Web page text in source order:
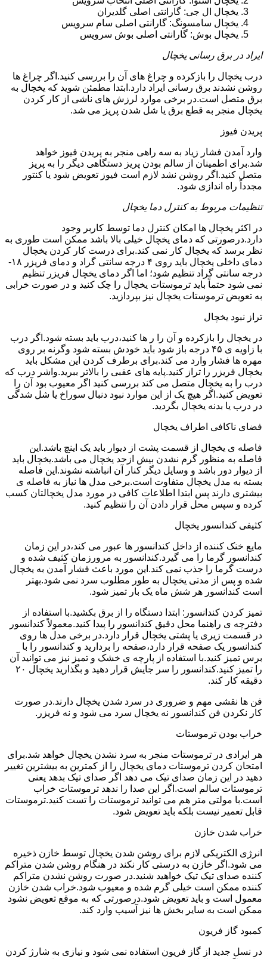
یخچال ال جی: گارانتی اصلی گلدیران
یخچال سامسونگ: گارانتی اصلی سام سرویس
یخچال بوش: گارانتی اصلی بوش سرویس
ایراد در برق رسانی یخچال
درب یخچال را بازکرده و چراغ های آن را بررسی کنید.اگر چراغ ها
روشن نشدند برق رسانی ایراد دارد.ابتدا مطمئن شوید که یخچال به
برق متصل است.در برخی موارد لرزش های ناشی از کار کردن
یخچال منجر به قطع برق یا شل شدن پریز می شد.
پریدن فیوز
وارد آمدن فشار زیاد به سه راهی منجر به پریدن فیوز خواهد
شد.برای اطمینان از سالم بودن پریز دستگاهی دیگر را به پریز
متصل کنید.اگر روشن نشد لازم است فیوز تعویض شود یا کنتور
مجدداً راه اندازی شود.
تنظیمات مربوط به کنترل دما یخچال
در اکثر یخچال ها امکان کنترل دما توسط کاربر وجود
دارد.درصورتی که دمای یخچال خیلی بالا باشد ممکن است طوری به
نظر برسد که یخچال کار نمی کند.برای درست کار کردن یخچال
دمای داخلی یخچال باید روی ۴ درجه سانتی گراد و دمای فریزر ۱۸-
درجه سانتی گراد تنظیم شود؛ اما اگر دمای یخچال فریزر تنظیم
نمی شود حتماً باید ترموستات یخچال را چک کنید و در صورت خرابی
به تعویض ترموستات یخچال نیز بپردازید.
تراز نبود یخچال
در یخچال را بازکرده و آن را ر ها کنید،درب باید بسته شود.اگر درب
با زاویه ی ۴۵ درجه باز شود باید خودش بسته شود وگرنه بر روی
مهره ها فشار وارد می کند.برای برطرف کردن این مشکل باید
یخچال فریزر را تراز کنید.پایه های عقبی را بالاتر ببرید.واشر درب که
درب را به یخچال متصل می کند بررسی کنید اگر معیوب بود آن را
تعویض کنید.اگر هیچ یک از این موارد نبود دنبال سوراخ یا شل شدگی
در درب یا بدنه یخچال بگردید.
فضای ناکافی اطراف یخچال
فاصله ی یخچال از قسمت پشت از دیوار باید یک اینچ باشد.این
فاصله به منظور گرم نشدن بیش ازحد یخچال می باشد.یخچال باید
از دیوار دور باشد و وسایل دیگر کنار آن انباشته نشوند.این فاصله
بسته به مدل یخچال متفاوت است.برخی مدل ها نیاز به فاصله ی
بیشتری دارند پس ابتدا اطلاعات کافی در مورد مدل یخچالتان کسب
کرده و سپس محل قرار دادن آن را تنظیم کنید.
کثیفی کندانسور یخچال
مایع خنک کننده از داخل کندانسور ها عبور می کند،در این زمان
کندانسور گرما را می گیرد.کندانسور به مرورزمان کثیف شده و
درست گرما را جذب نمی کند.این مورد باعث فشار آمدن به یخچال
شده و پس از مدتی یخچال به طور مطلوب سرد نمی شود.بهتر
است کندانسور هر شش ماه یک بار تمیز شود.
تمیز کردن کندانسور: ابتدا دستگاه را از برق بکشید.با استفاده از
دفترچه ی راهنما محل دقیق کندانسور را پیدا کنید.معمولاً کندانسور
در قسمت زیری یا پشتی یخچال قرار دارد.در برخی مدل ها روی
کندانسور یک صفحه قرار دارد،صفحه را بردارید و کندانسور را با
برس تمیز کنید.با استفاده از پارچه ی خشک و تمیز نیز می توانید آن
را تمیز کنید.کندانسور را سر جایش قرار دهید و بگذارید یخچال ۲۰
دقیقه کار کند.
فن ها نقشی مهم و ضروری در سرد شدن یخچال دارند.در صورت
کار نکردن فن کندانسور نه یخچال سرد می شود و نه فریزر.
خراب بودن ترموستات
هر ایرادی در ترموستات منجر به سرد نشدن یخچال خواهد شد.برای
امتحان کردن ترموستات دمای یخچال را از کمترین به بیشترین تغییر
دهید در این زمان صدای تیک می دهد اگر صدای تیک بدهد یعنی
ترموستات سالم است.اگر این صدا را ندهد ترموستات خراب
است.با مولتی متر هم می توانید ترموستات را تست کنید.ترموستات
قابل تعمیر نیست بلکه باید تعویض شود.
خراب شدن خازن
انرژی الکتریکی لازم برای روشن شدن یخچال توسط خازن ذخیره
می شود.اگر خازن به درستی کار نکند در هنگام روشن شدن متراکم
کننده صدای تیک تیک خواهید شنید.در صورت روشن نشدن متراکم
کننده ممکن است خیلی گرم شده و معیوب شود.خراب شدن خازن
معمول است و باید تعویض شود.درصورتی که به موقع تعویض نشود
ممکن است به سایر بخش ها نیز آسیب وارد کند.
کمبود گاز فریون
در نسل جدید از گاز فریون استفاده نمی شود و نیازی به شارژ کردن